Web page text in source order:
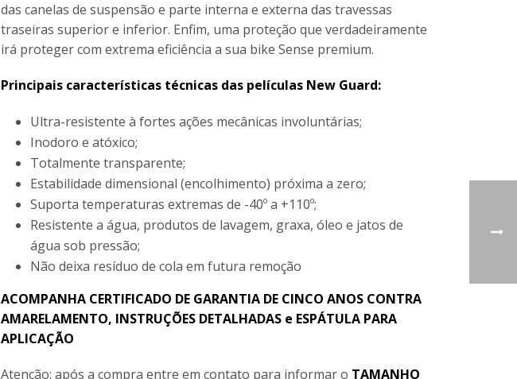
das canelas de suspensão e parte interna e externa das travessas
traseiras superior e inferior. Enfim, uma proteção que verdadeiramente
irá proteger com extrema eficiência a sua bike Sense premium.
Principais características técnicas das películas New Guard:
Ultra-resistente à fortes ações mecânicas involuntárias;
Inodoro e atóxico;
Totalmente transparente;
Estabilidade dimensional (encolhimento) próxima a zero;
Suporta temperaturas extremas de -40º a +110º;
Resistente a água, produtos de lavagem, graxa, óleo e jatos de
água sob pressão;
Não deixa resíduo de cola em futura remoção
ACOMPANHA CERTIFICADO DE GARANTIA DE CINCO ANOS CONTRA
AMARELAMENTO, INSTRUÇÕES DETALHADAS e ESPÁTULA PARA
APLICAÇÃO
Atenção: após a compra entre em contato para informar o TAMANHO